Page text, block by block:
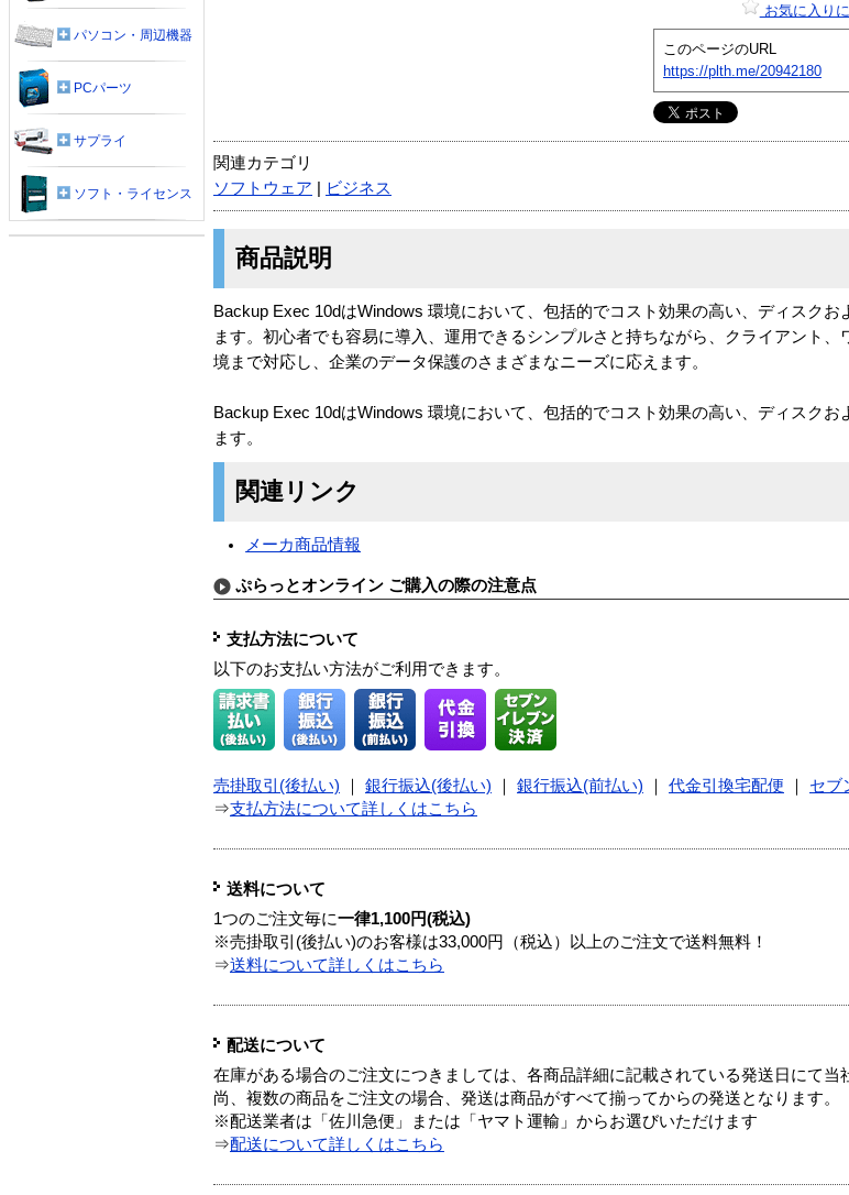
お気に入り
このページのURL
https://plth.me/20942180
関連カテゴリ
ソフトウェア
ビジネス
商品説明
Backup Exec 10dはWindows 環境において、包括的でコスト効果の高い、ディスク
ます。初心者でも容易に導入、運用できるシンプルさと持ちながら、クライアント
境まで対応し、企業のデータ保護のさまざまなニーズに応えます。
Backup Exec 10dはWindows 環境において、包括的でコスト効果の高い、ディスク
ます。
関連リンク
メーカ商品情報
ぷらっとオンライン ご購入の際の注意点
支払方法について
以下のお支払い方法がご利用できます。
売掛取引(後払い) 銀行振込(後払い) 銀行振込(前払い) 代金引換宅配便
セブ
⇒支払方法について詳しくはこちら
送料について
1つのご注文毎に一律1,100円(税込)
※売掛取引(後払い)のお客様は33,000円（税込）以上のご注文で送料無料！
⇒送料について詳しくはこちら
配送について
在庫がある場合のご注文につきましては、各商品詳細に記載されている発送日にて当
尚、複数の商品をご注文の場合、発送は商品がすべて揃ってからの発送となります。
※配送業者は「佐川急便」または「ヤマト運輸」からお選びいただけます
⇒配送について詳しくはこちら
パソコン・周辺機器
PCパーツ
サプライ
ソフト・ライセンス